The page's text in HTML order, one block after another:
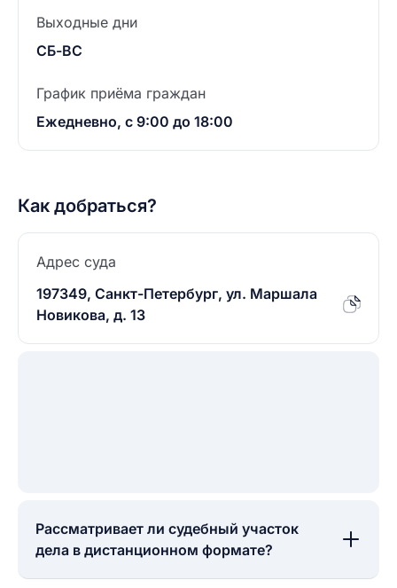
Выходные дни
СБ-ВС
График приёма граждан
Ежедневно, с 9:00 до 18:00
Как добраться?
Адрес суда
197349, Санкт-Петербург, ул. Маршала
Новикова, д. 13
Рассматривает ли судебный участок
дела в дистанционном формате?